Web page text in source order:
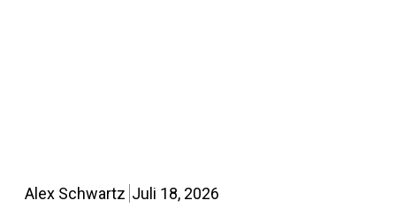
Alex Schwartz Juli 18, 2026